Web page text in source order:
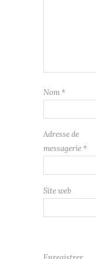
Nom *
Adresse de
messagerie *
Site web